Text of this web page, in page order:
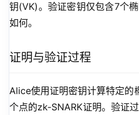
钥(VK)。验证密钥仅包含7个
如何。
证明与验证过程
Alice使用证明密钥计算特定的
个点的zk-SNARK证明。验证